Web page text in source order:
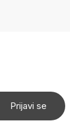
Prijavi se